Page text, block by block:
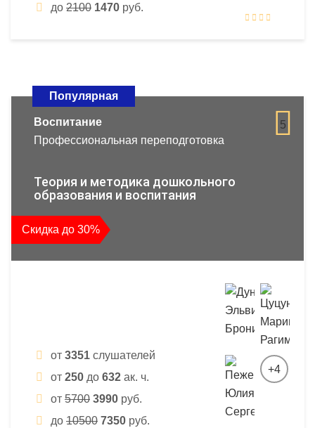
до 2100 1470 руб.
Популярная
5
Воспитание
Профессиональная переподготовка
Теория и методика дошкольного
образования и воспитания
Скидка до 30%
от 3351 слушателей
от 250 до 632 ак. ч.
от 5700 3990 руб.
до 10500 7350 руб.
+4